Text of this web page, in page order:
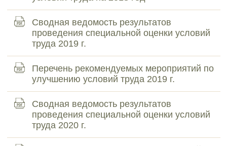
Сводная ведомость результатов
проведения специальной оценки условий
труда 2019 г.
Перечень рекомендуемых мероприятий по
улучшению условий труда 2019 г.
Сводная ведомость результатов
проведения специальной оценки условий
труда 2020 г.